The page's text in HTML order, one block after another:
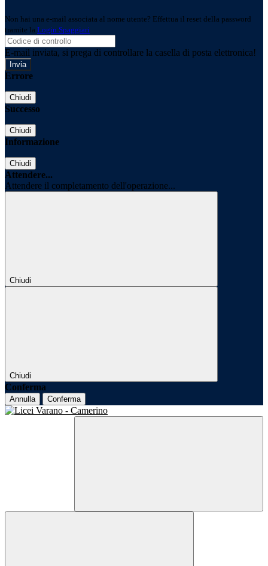
Non hai una e-mail associata al nome utente? Effettua il reset della password
tramite la Login Spaggiari
E-mail inviata, si prega di controllare la casella di posta elettronica!
Errore
Chiudi
Successo
Chiudi
Informazione
Chiudi
Attendere...
Attendere il completamento dell'operazione...
Chiudi
Chiudi
Conferma
Annulla Conferma